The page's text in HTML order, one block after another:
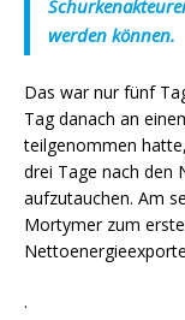
werden können.
Das war nur fünf
Tag danach an
teilgenommen
drei Tage nach den
aufzutauchen. Am
Mortymer zum
.